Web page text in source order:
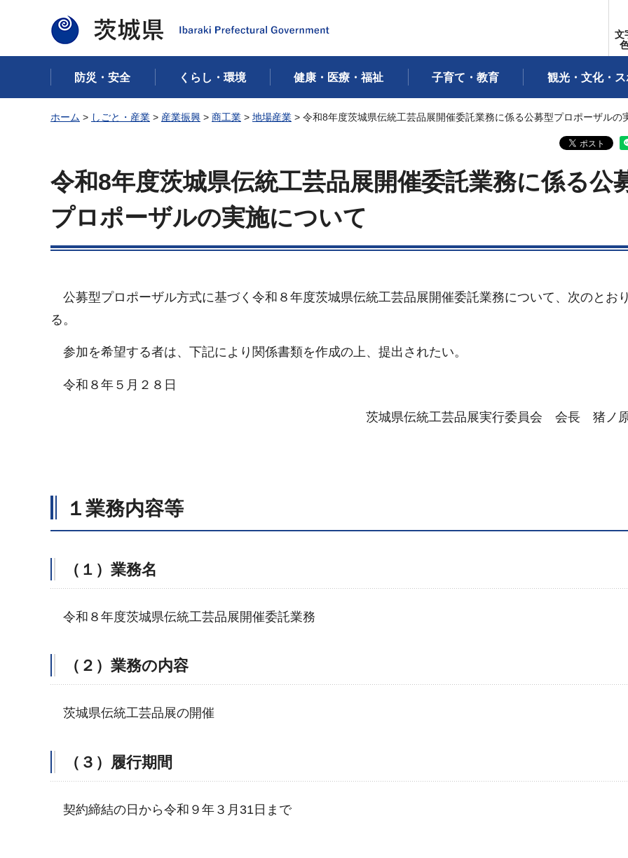
茨城県
文
防災・安全 くらし・環境 健康・医療・福祉 子育て・教育 観光・文化・ス
ホーム > しごと・産業 > 産業振興 > 商工業 > 地場産業 > 令和8年度茨城県伝統工芸品展開催委託業務に係る公募型プロポーザルの
令和8年度茨城県伝統工芸品展開催委託業務に係る公
プロポーザルの実施について
公募型プロポーザル方式に基づく令和８年度茨城県伝統工芸品展開催委託業務について、次のとお
る。
参加を希望する者は、下記により関係書類を作成の上、提出されたい。
令和８年５月２８日
茨城県伝統工芸品展実行委員会 会長 猪ノ原
１業務内容等
（１）業務名
令和８年度茨城県伝統工芸品展開催委託業務
（２）業務の内容
茨城県伝統工芸品展の開催
（３）履行期間
契約締結の日から令和９年３月31日まで